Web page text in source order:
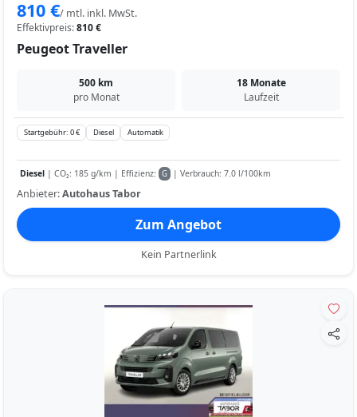
810 €/ mtl. inkl. MwSt.
Effektivpreis:810 €
Peugeot Traveller
500 km
pro Monat
18 Monate
Laufzeit
Startgebühr: 0 € Diesel Automatik
Diesel | CO₂: 185 g/km | Effizienz: G | Verbrauch: 7.0 l/100km
Anbieter:Autohaus Tabor
Zum Angebot
Kein Partnerlink